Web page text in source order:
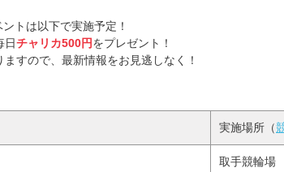
トは以下で実施予定！
日チャリカ500円をプレゼント！
すので、最新情報をお見逃しなく！
実施場所（
取手競輪場